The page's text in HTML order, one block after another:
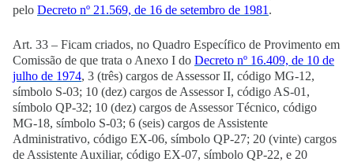
pelo Decreto nº 21.569, de 16 de setembro de 1981 .
Art. 33 – Ficam criados, no Quadro Específico de Provimento em
Comissão de que trata o Anexo I do Decreto nº 16.409, de 10 de
julho de 1974, 3 (três) cargos de Assessor II, código MG-12,
símbolo S-03; 10 (dez) cargos de Assessor I, código AS-01,
símbolo QP-32; 10 (dez) cargos de Assessor Técnico, código
MG-18, símbolo S-03; 6 (seis) cargos de Assistente
Administrativo, código EX-06, símbolo QP-27; 20 (vinte) cargos
de Assistente Auxiliar, código EX-07, símbolo QP-22, e 20